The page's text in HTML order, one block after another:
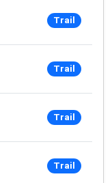
Trail
Trail
Trail
Trail